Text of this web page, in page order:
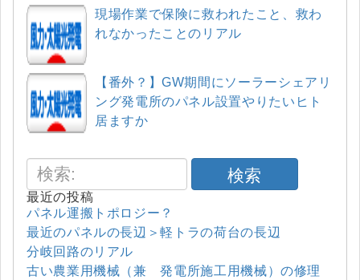
現場作業で保険に救われたこと、救わ
れなかったことのリアル
【番外？】GW期間にソーラーシェアリ
ング発電所のパネル設置やりたいヒト
居ますか
検索
最近の投稿
パネル運搬トポロジー？
最近のパネルの長辺＞軽トラの荷台の長辺
分岐回路のリアル
古い農業用機械（兼 発電所施工用機械）の修理